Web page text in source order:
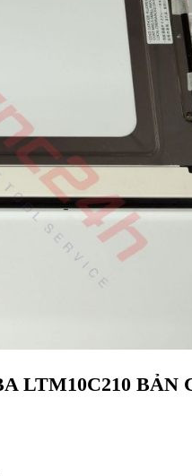
LTM10C210 BẢN